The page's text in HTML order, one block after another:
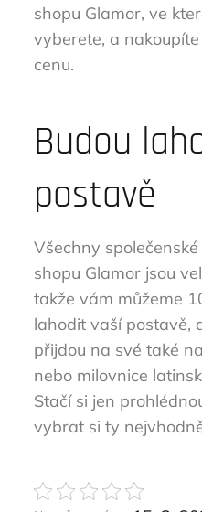
shopu Glamor, ve
vyberete, a
cenu.
Budou
postavě
Všechny
shopu Glamor jsou
takže vám můžeme
lahodit vaší postavě,
přijdou na své také
nebo milovnice
Stačí si jen
vybrat si ty